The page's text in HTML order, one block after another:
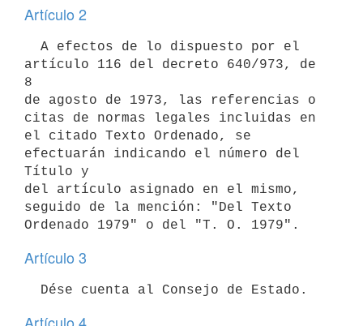
Artículo 2
artículo 116 del decreto 640/973, de
8
de agosto de 1973, las referencias o
citas de normas legales incluidas en
el citado Texto Ordenado, se
efectuarán indicando el número del
Título y
del artículo asignado en el mismo,
seguido de la mención: "Del Texto
Artículo 3